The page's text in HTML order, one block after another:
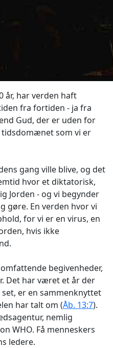
år, har verden haft
fra fortiden - ja fra
Gud, der er uden for
som vi er
gang ville blive, og det
hvor et diktatorisk,
Jorden - og vi begynder
gøre. En verden hvor vi
for vi er en virus, en
hvis ikke
begivenheder,
Det har været et år der
er en sammenknyttet
har talt om (Åb. 13:7).
nemlig
WHO. Få menneskers
ledere.